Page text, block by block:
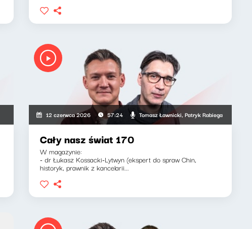
12 czerwca 2026 57:24 Tomasz Ławnicki, Patryk Rabiega
Cały nasz świat 170
W magazynie:
- dr Łukasz Kossacki-Lytwyn (ekspert do spraw Chin,
historyk, prawnik z kancelarii...